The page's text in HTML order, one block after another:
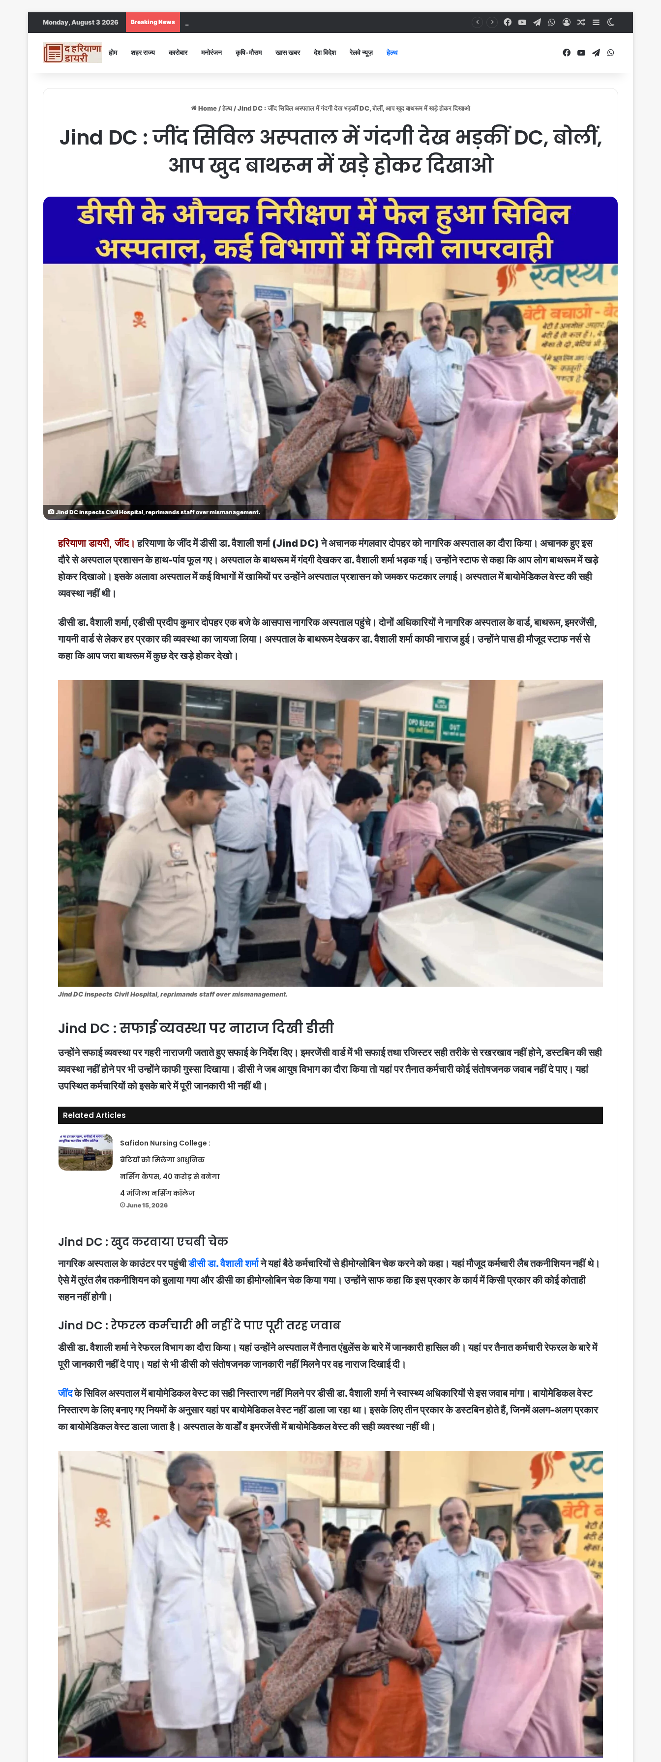
Monday, August 3 2026 Breaking News Facebook
YouTubeTelegramWhatsApp
Log InRandom Article
Sidebar
होम शहर राज्य कारोबार मनोरंजन कृषि-मौसम खास खबर देश विदेश रेलवे न्यूज़ हेल्थ Facebook
YouTubeTelegram
Home /हेल्थ /Jind DC : जींद सिविल अस्पताल में गंदगी देख भड़कीं DC, बोलीं, आप खुद बाथरूम में खड़े होकर दिखाओ
Jind DC : जींद सिविल अस्पताल में गंदगी देख भड़कीं DC, बोलीं,
आप खुद बाथरूम में खड़े होकर दिखाओ
Jind DC inspects Civil Hospital, reprimands staff over mismanagement.
हरियाणा डायरी, जींद। हरियाणा के जींद में डीसी डा. वैशाली शर्मा (Jind DC) ने अचानक मंगलवार दोपहर को नागरिक अस्पताल का दौरा किया। अचानक हुए इस
दौरे से अस्पताल प्रशासन के हाथ-पांव फूल गए। अस्पताल के बाथरूम में गंदगी देखकर डा. वैशाली शर्मा भड़क गई। उन्होंने स्टाफ से कहा कि आप लोग बाथरूम में खड़े
होकर दिखाओ। इसके अलावा अस्पताल में कई विभागों में खामियों पर उन्होंने अस्पताल प्रशासन को जमकर फटकार लगाई। अस्पताल में बायोमेडिकल वेस्ट की सही
व्यवस्था नहीं थी।
डीसी डा. वैशाली शर्मा, एडीसी प्रदीप कुमार दोपहर एक बजे के आसपास नागरिक अस्पताल पहुंचे। दोनों अधिकारियों ने नागरिक अस्पताल के वार्ड, बाथरूम, इमरजेंसी,
गायनी वार्ड से लेकर हर प्रकार की व्यवस्था का जायजा लिया। अस्पताल के बाथरूम देखकर डा. वैशाली शर्मा काफी नाराज हुई। उन्होंने पास ही मौजूद स्टाफ नर्स से
कहा कि आप जरा बाथरूम में कुछ देर खड़े होकर देखो।
Jind DC inspects Civil Hospital, reprimands staff over mismanagement.
Jind DC : सफाई व्यवस्था पर नाराज दिखी डीसी
उन्होंने सफाई व्यवस्था पर गहरी नाराजगी जताते हुए सफाई के निर्देश दिए। इमरजेंसी वार्ड में भी सफाई तथा रजिस्टर सही तरीके से रखरखाव नहीं होने, डस्टबिन की सही
व्यवस्था नहीं होने पर भी उन्होंने काफी गुस्सा दिखाया। डीसी ने जब आयुष विभाग का दौरा किया तो यहां पर तैनात कर्मचारी कोई संतोषजनक जवाब नहीं दे पाए। यहां
उपस्थित कर्मचारियों को इसके बारे में पूरी जानकारी भी नहीं थी।
Related Articles
Safidon Nursing College :
बेटियों को मिलेगा आधुनिक
नर्सिंग कैंपस, 40 करोड़ से बनेगा
4 मंजिला नर्सिंग कॉलेज
June 15, 2026
Jind DC : खुद करवाया एचबी चेक
नागरिक अस्पताल के काउंटर पर पहुंचीडीसी डा. वैशाली शर्माने यहां बैठे कर्मचारियों से हीमोग्लोबिन चेक करने को कहा। यहां मौजूद कर्मचारी लैब तकनीशियन नहीं थे।
ऐसे में तुरंत लैब तकनीशियन को बुलाया गया और डीसी का हीमोग्लोबिन चेक किया गया। उन्होंने साफ कहा कि इस प्रकार के कार्य में किसी प्रकार की कोई कोताही
सहन नहीं होगी।
Jind DC : रेफरल कर्मचारी भी नहीं दे पाए पूरी तरह जवाब
डीसी डा. वैशाली शर्मा ने रेफरल विभाग का दौरा किया। यहां उन्होंने अस्पताल में तैनात एंबुलेंस के बारे में जानकारी हासिल की। यहां पर तैनात कर्मचारी रेफरल के बारे में
पूरी जानकारी नहीं दे पाए। यहां से भी डीसी को संतोषजनक जानकारी नहीं मिलने पर वह नाराज दिखाई दी।
जींदके सिविल अस्पताल में बायोमेडिकल वेस्ट का सही निस्तारण नहीं मिलने पर डीसी डा. वैशाली शर्मा ने स्वास्थ्य अधिकारियों से इस जवाब मांगा। बायोमेडिकल वेस्ट
निस्तारण के लिए बनाए गए नियमों के अनुसार यहां पर बायोमेडिकल वेस्ट नहीं डाला जा रहा था। इसके लिए तीन प्रकार के डस्टबिन होते हैं, जिनमें अलग-अलग प्रकार
का बायोमेडिकल वेस्ट डाला जाता है। अस्पताल के वार्डों व इमरजेंसी में बायोमेडिकल वेस्ट की सही व्यवस्था नहीं थी।